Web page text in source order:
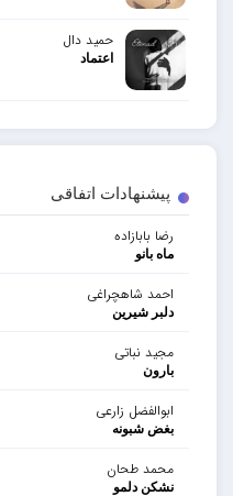
پیشنهادات اتفاقی
رضا بابازاده
ماه بانو
احمد شاهچراغی
دلبر شیرین
مجید نباتی
بارون
ابوالفضل زارعی
بغض شبونه
محمد طحان
نشکن دلمو
حمید دال
اعتماد